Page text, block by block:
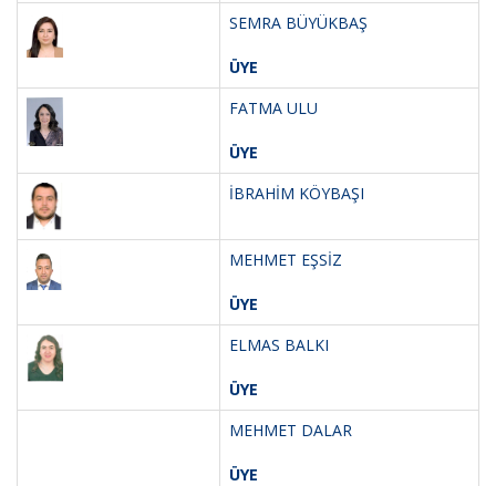
SEMRA BÜYÜKBAŞ
ÜYE
FATMA ULU
ÜYE
İBRAHİM KÖYBAŞI
MEHMET EŞSİZ
ÜYE
ELMAS BALKI
ÜYE
MEHMET DALAR
ÜYE